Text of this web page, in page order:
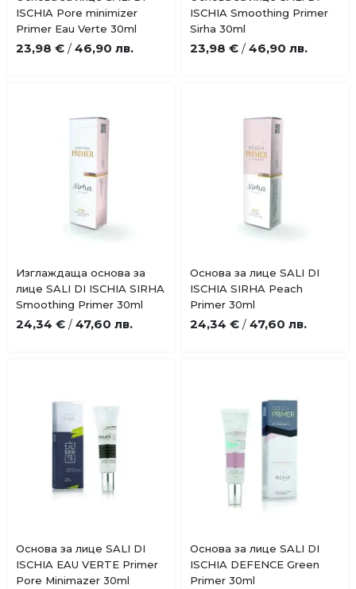
Добави
в
любими
ISCHIA Pore minimizer
Primer Eau Verte 30ml
23,98 € / 46,90 лв.
Добави
в
ISCHIA Smoothing Primer
Sirha 30ml
23,98 € / 46,90 лв.
Добави
в
любими
Купи
Изглаждаща основа за
лице SALI DI ISCHIA SIRHA
Smoothing Primer 30ml
24,34 € / 47,60 лв.
Добави
в
Купи
Основа за лице SALI DI
ISCHIA SIRHA Peach
Primer 30ml
24,34 € / 47,60 лв.
Добави
в
Купи
Основа за лице SALI DI
ISCHIA EAU VERTE Primer
Pore Minimazer 30ml
Добави
в
Купи
Основа за лице SALI DI
ISCHIA DEFENCE Green
Primer 30ml